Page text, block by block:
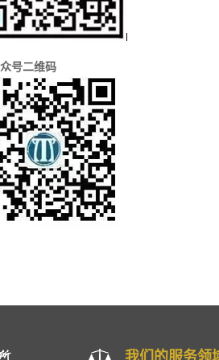
号二维码
我们的服务领